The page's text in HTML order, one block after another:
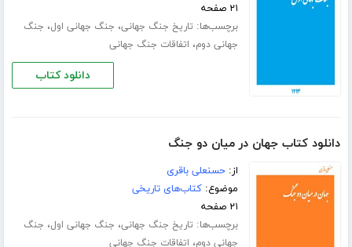
۲۱ صفحه
برچسب‌ها: تاریخ جنگ جهانی، جنگ جهانی اول، جنگ
جهانی دوم، اتفاقات جنگ جهانی
دانلود کتاب
دانلود کتاب جهان در میان دو جنگ
از:حسنعلی باقری
موضوع:کتاب‌های تاریخی
۲۱ صفحه
برچسب‌ها: تاریخ جنگ جهانی، جنگ جهانی اول، جنگ
جهانی دوم، اتفاقات جنگ جهانی